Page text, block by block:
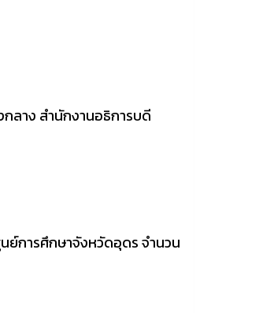
ลาง สำนักงานอธิการบดี
ย์การศึกษาจังหวัดอุดร จำนวน